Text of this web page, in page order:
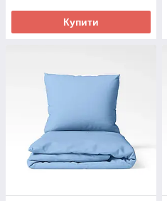
Купити